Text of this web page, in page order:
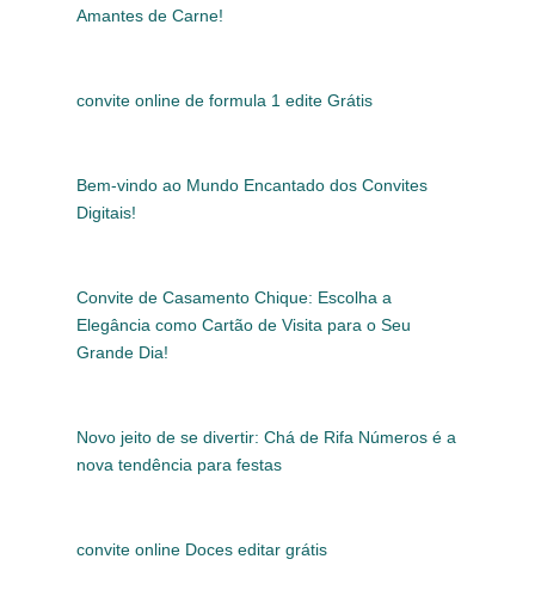
Amantes de Carne!
convite online de formula 1 edite Grátis
Bem-vindo ao Mundo Encantado dos Convites
Digitais!
Convite de Casamento Chique: Escolha a
Elegância como Cartão de Visita para o Seu
Grande Dia!
Novo jeito de se divertir: Chá de Rifa Números é a
nova tendência para festas
convite online Doces editar grátis